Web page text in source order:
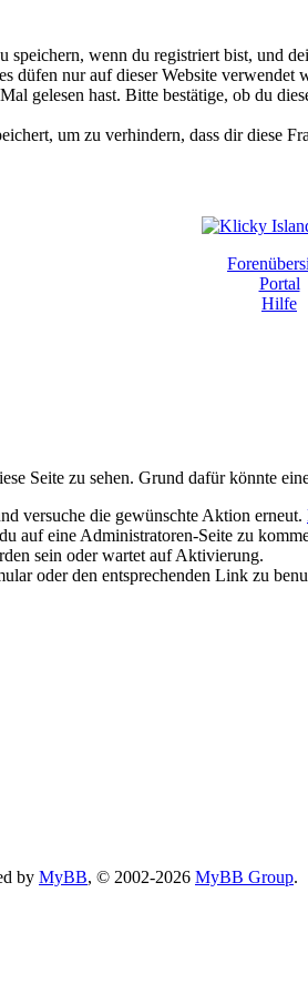
wenn du registriert bist, und
düfen nur auf dieser Website
gelesen hast. Bitte bestätige, ob du
um zu verhindern, dass dir diese
Portal
Hilfe
Seite zu sehen. Grund dafür könnte
versuche die gewünschte Aktion erneut.
auf eine Administratoren-Seite zu
sein oder wartet auf Aktivierung.
oder den entsprechenden Link zu
by MyBB, © 2002-2026 MyBB Group.